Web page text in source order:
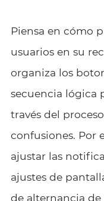
Piensa en cómo
usuarios en su
organiza los
secuencia lógica
través del
confusiones. Por
ajustar las
ajustes de
de alternancia